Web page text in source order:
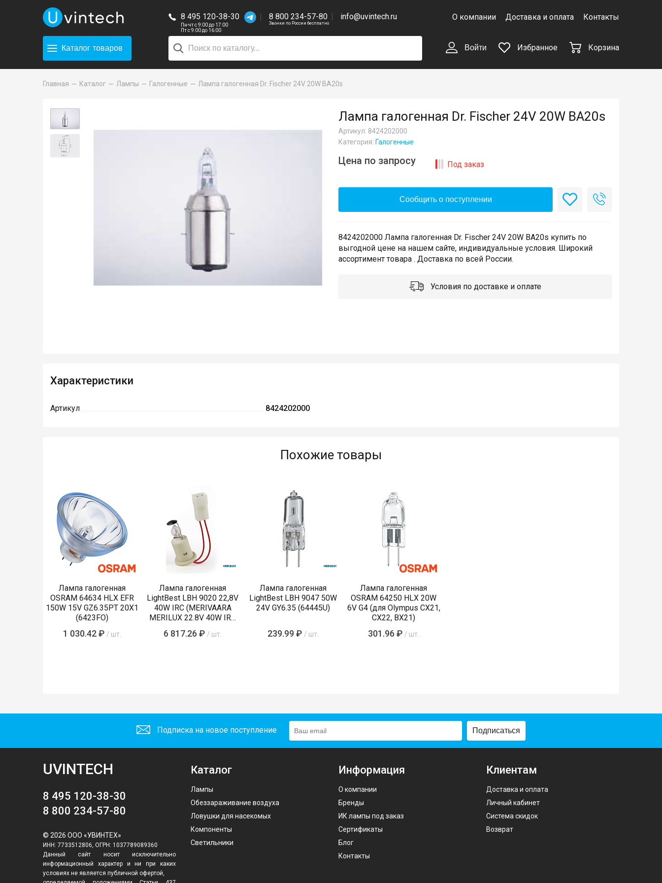
8 495 120-38-30
Пн-чт с 9:00 до 17:00
Пт с 9:00 до 16:00
8 800 234-57-80
Звонки по России бесплатно
info@uvintech.ru О компании Доставка и оплата Контакты
Каталог товаров Войти Избранное Корзина
Главная Каталог Лампы Галогенные Лампа галогенная Dr. Fischer 24V 20W BA20s
Лампа галогенная Dr. Fischer 24V 20W BA20s
Артикул: 8424202000
Категория: Галогенные
Цена по запросу Под заказ
Сообщить о поступлении
8424202000 Лампа галогенная Dr. Fischer 24V 20W BA20s купить по
выгодной цене на нашем сайте, индивидуальные условия. Широкий
ассортимент товара . Доставка по всей России.
Условия по доставке и оплате
Характеристики
Артикул 8424202000
Похожие товары
Лампа галогенная
OSRAM 64634 HLX EFR
150W 15V GZ6.35PT 20X1
(6423FO)
1 030.42 ₽ / шт.
Лампа галогенная
LightBest LBH 9020 22,8V
40W IRC (MERIVAARA
MERILUX 22.8V 40W IRC
6 817.26 ₽ / шт.
Лампа галогенная
LightBest LBH 9047 50W
24V GY6.35 (64445U)
239.99 ₽ / шт.
Лампа галогенная
OSRAM 64250 HLX 20W
6V G4 (для Olympus CX21,
CX22, BX21)
301.96 ₽ / шт.
Подписка на новое поступление Подписаться
UVINTECH
8 495 120-38-30
8 800 234-57-80
© 2026 ООО «УВИНТЕХ»
ИНН: 7733512806, ОГРН: 1037789089360
Данный сайт носит исключительно
информационный характер и ни при каких
условиях не является публичной офертой,
Каталог
Лампы
Обеззараживание воздуха
Ловушки для насекомых
Компоненты
Светильники
Информация
О компании
Бренды
ИК лампы под заказ
Сертификаты
Блог
Контакты
Клиентам
Доставка и оплата
Личный кабинет
Система скидок
Возврат